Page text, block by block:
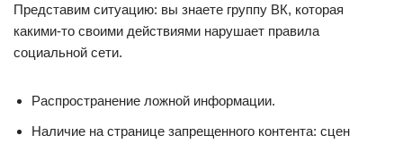
Представим ситуацию: вы знаете группу ВК, которая
какими-то своими действиями нарушает правила
социальной сети.
Распространение ложной информации.
Наличие на странице запрещенного контента: сцен